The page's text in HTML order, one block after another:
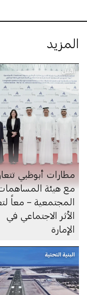
المزيد
النقل
مطارات أبوظبي
مع هيئة المساهمات
المجتمعية – معاً
الأثر الاجتماعي في
الإمارة
البنية التحتية